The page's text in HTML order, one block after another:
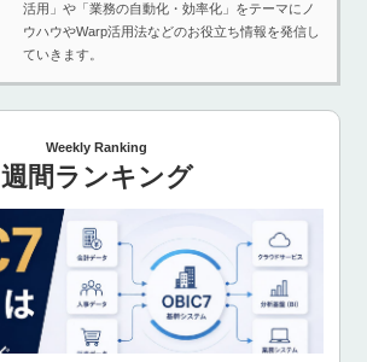
活用」や「業務の自動化・効率化」をテーマにノ
ウハウやWarp活用法などのお役立ち情報を発信し
ていきます。
Weekly Ranking
週間ランキング